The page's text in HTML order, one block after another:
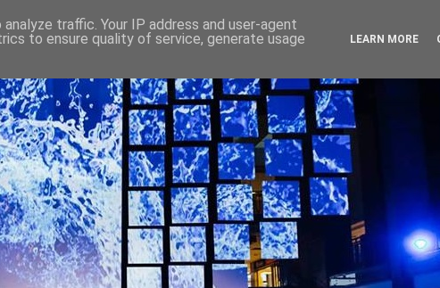
traffic. Your IP address and user-agent
to ensure quality of service, generate usage
LEARN MORE